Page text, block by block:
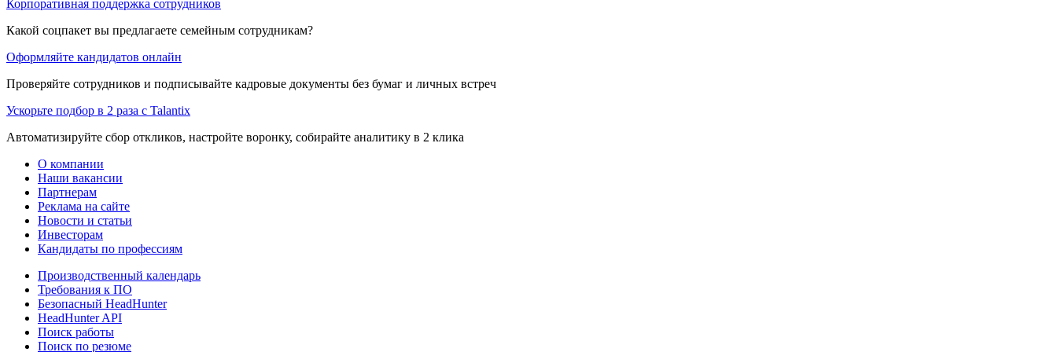
Корпоративная поддержка сотрудников
Какой соцпакет вы предлагаете семейным сотрудникам?
Оформляйте кандидатов онлайн
Проверяйте сотрудников и подписывайте кадровые документы без бумаг и личных встреч
Ускорьте подбор в 2 раза с Talantix
Автоматизируйте сбор откликов, настройте воронку, собирайте аналитику в 2 клика
О компании
Наши вакансии
Партнерам
Реклама на сайте
Новости и статьи
Инвесторам
Кандидаты по профессиям
Производственный календарь
Требования к ПО
Безопасный HeadHunter
HeadHunter API
Поиск работы
Поиск по резюме